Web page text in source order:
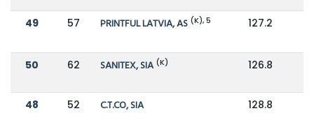
49 57 PRINTFUL LATVIA, AS (K), 5 127.2
50 62 SANITEX, SIA (K) 126.8
48 52 C.T.CO, SIA 128.8